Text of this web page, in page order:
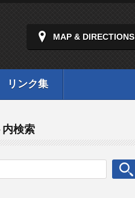
MAP & DIRECTIONS
リンク集
検索